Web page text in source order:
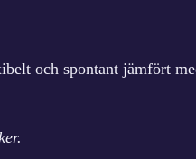
och spontant jämfört